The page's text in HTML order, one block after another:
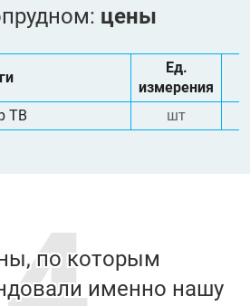
цены
Ед.
измерения
ТВ
шт
по которым
именно нашу